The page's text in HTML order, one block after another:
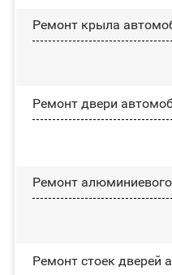
Ремонт крыла
Ремонт двери
Ремонт
Ремонт стоек дверей